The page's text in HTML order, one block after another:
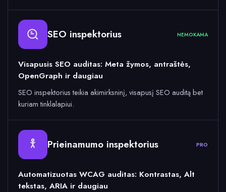
SEO inspektorius NEMOKAMA
Visapusis SEO auditas: Meta žymos, antraštės,
OpenGraph ir daugiau
SEO inspektorius teikia akimirksninį, visapusį SEO auditą bet
kuriam tinklalapiui.
Prieinamumo inspektorius PRO
Automatizuotas WCAG auditas: Kontrastas, Alt
tekstas, ARIA ir daugiau